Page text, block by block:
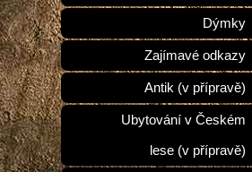
Dýmky
Zajímavé odkazy
Antik (v přípravě)
Ubytování v Českém
lese (v přípravě)